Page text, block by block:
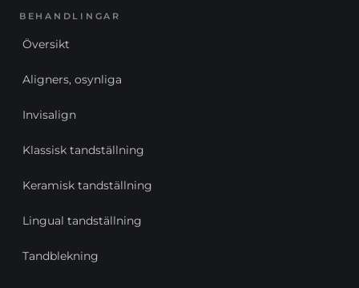
BEHANDLINGAR
Översikt
Aligners, osynliga
Invisalign
Klassisk tandställning
Keramisk tandställning
Lingual tandställning
Tandblekning